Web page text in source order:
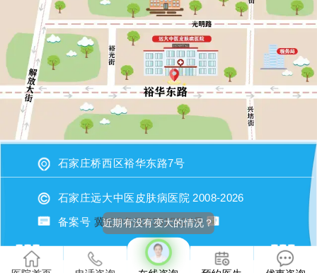
石家庄桥西区裕华东路7号
石家庄远大中医皮肤病医院 2008-2026
备案号 冀ICP备2023015620号
近期有没有变大的情况？